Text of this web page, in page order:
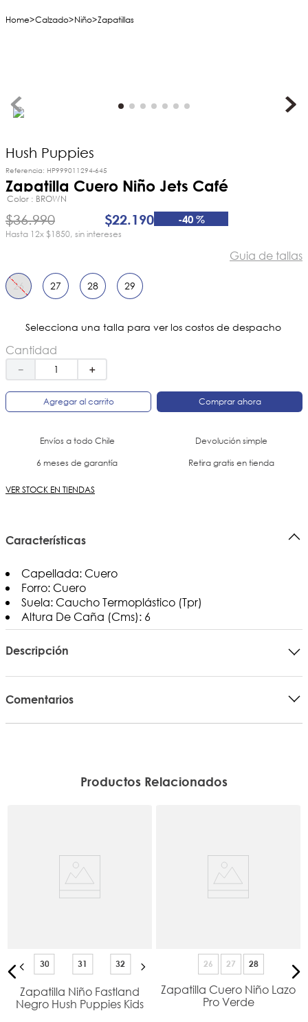
Calzado Niño Zapatillas
Hush Puppies
Referencia: HP999011294-645
Zapatilla Cuero Niño Jets Café
Color BROWN
$36.990 $22.190 -40 %
12x$1850 sin intereses
Guia de tallas
26 27 28 29
Selecciona una talla para ver los costos de despacho
Cantidad
＋
－
Agregar al carrito Comprar ahora
Envíos a todo Chile
Devolución simple
6 meses de garantía
Retira gratis en tienda
VER STOCK EN TIENDAS
Características
Capellada: Cuero
Forro: Cuero
Suela: Caucho Termoplástico (Tpr)
Altura De Caña (Cms): 6
Descripción
Comentarios
Productos Relacionados
30 31 32
Zapatilla Niño Fastland
Negro Hush Puppies Kids
26 27 28
Zapatilla Cuero Niño Lazo
Pro Verde